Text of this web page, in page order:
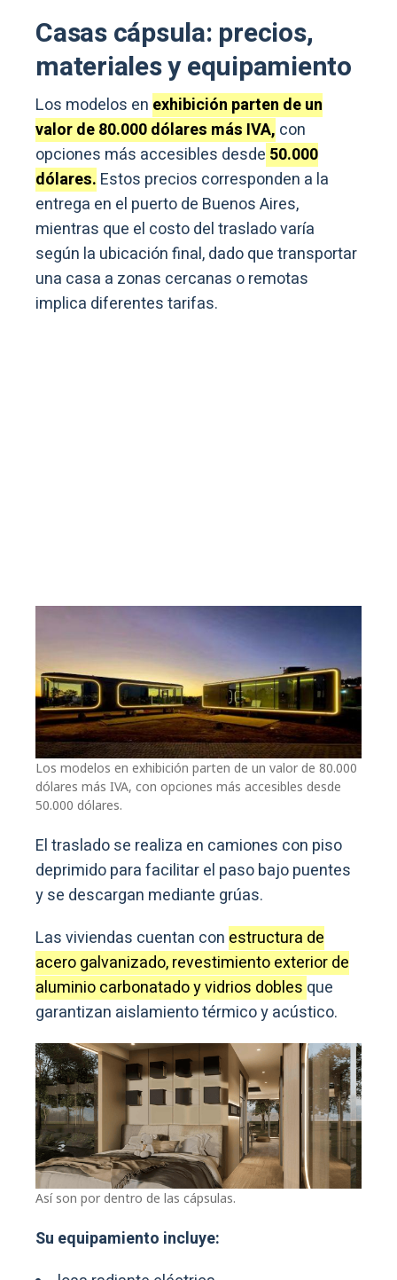
Casas cápsula: precios,
materiales y equipamiento
Los modelos en exhibición parten de un
valor de 80.000 dólares más IVA, con
opciones más accesibles desde 50.000
dólares. Estos precios corresponden a la
entrega en el puerto de Buenos Aires,
mientras que el costo del traslado varía
según la ubicación final, dado que transportar
una casa a zonas cercanas o remotas
implica diferentes tarifas.
Los modelos en exhibición parten de un valor de 80.000
dólares más IVA, con opciones más accesibles desde
50.000 dólares.
El traslado se realiza en camiones con piso
deprimido para facilitar el paso bajo puentes
y se descargan mediante grúas.
Las viviendas cuentan con estructura de
acero galvanizado, revestimiento exterior de
aluminio carbonatado y vidrios dobles que
garantizan aislamiento térmico y acústico.
Así son por dentro de las cápsulas.
Su equipamiento incluye: